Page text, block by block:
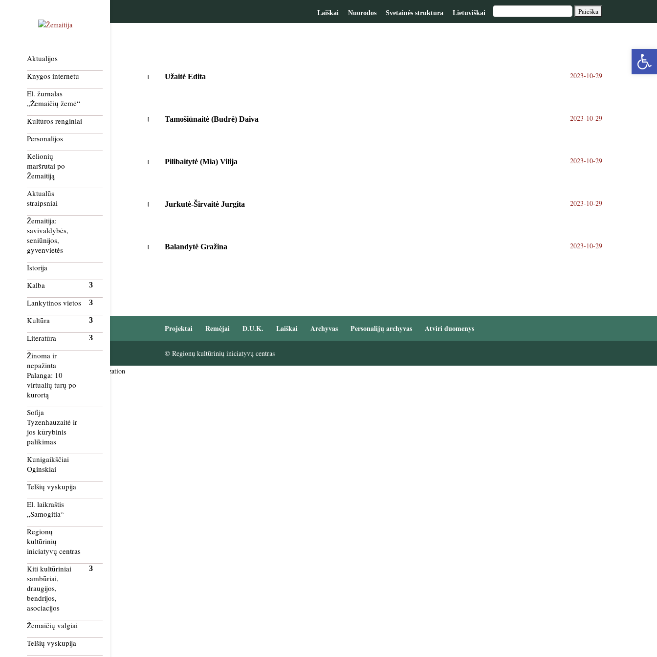
Laiškai Nuorodos Svetainės struktūra Lietuviškai
Aktualijos
Knygos internetu
El. žurnalas
„Žemaičių žemė“
Kultūros renginiai
Personalijos
Kelionių
maršrutai po
Žemaitiją
Aktualūs
straipsniai
Žemaitija:
savivaldybės,
seniūnijos,
gyvenvietės
Istorija
Kalba
Lankytinos vietos
Kultūra
Literatūra
Žinoma ir
nepažinta
Palanga: 10
virtualių turų po
kurortą
Sofija
Tyzenhauzaitė ir
jos kūrybinis
palikimas
Kunigaikščiai
Oginskiai
Telšių vyskupija
El. laikraštis
„Samogitia“
Regionų
kultūrinių
iniciatyvų centras
Kiti kultūriniai
sambūriai,
draugijos,
bendrijos,
asociacijos
Žemaičių valgiai
Telšių vyskupija
Užaitė Edita 2023-10-29
Tamošiūnaitė (Budrė) Daiva 2023-10-29
Pilibaitytė (Mia) Vilija 2023-10-29
Jurkutė-Širvaitė Jurgita 2023-10-29
Balandytė Gražina 2023-10-29
Projektai Remėjai D.U.K. Laiškai Archyvas Personalijų archyvas Atviri duomenys
© Regionų kultūrinių iniciatyvų centras
Smush Image Compression and Optimization